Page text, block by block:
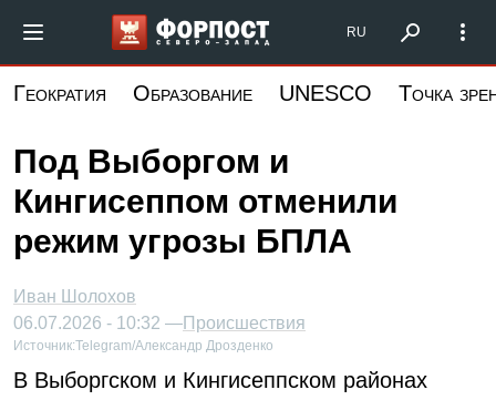
основному
Форпост Северо-Запад
RU
Геократия Образование UNESCO Точка
Под Выборгом и
Кингисеппом отменили
режим угрозы БПЛА
Иван Шолохов
06.07.2026 - 10:32 —Происшествия
Источник:Telegram/Александр Дрозденко
В Выборгском и Кингисеппском районах